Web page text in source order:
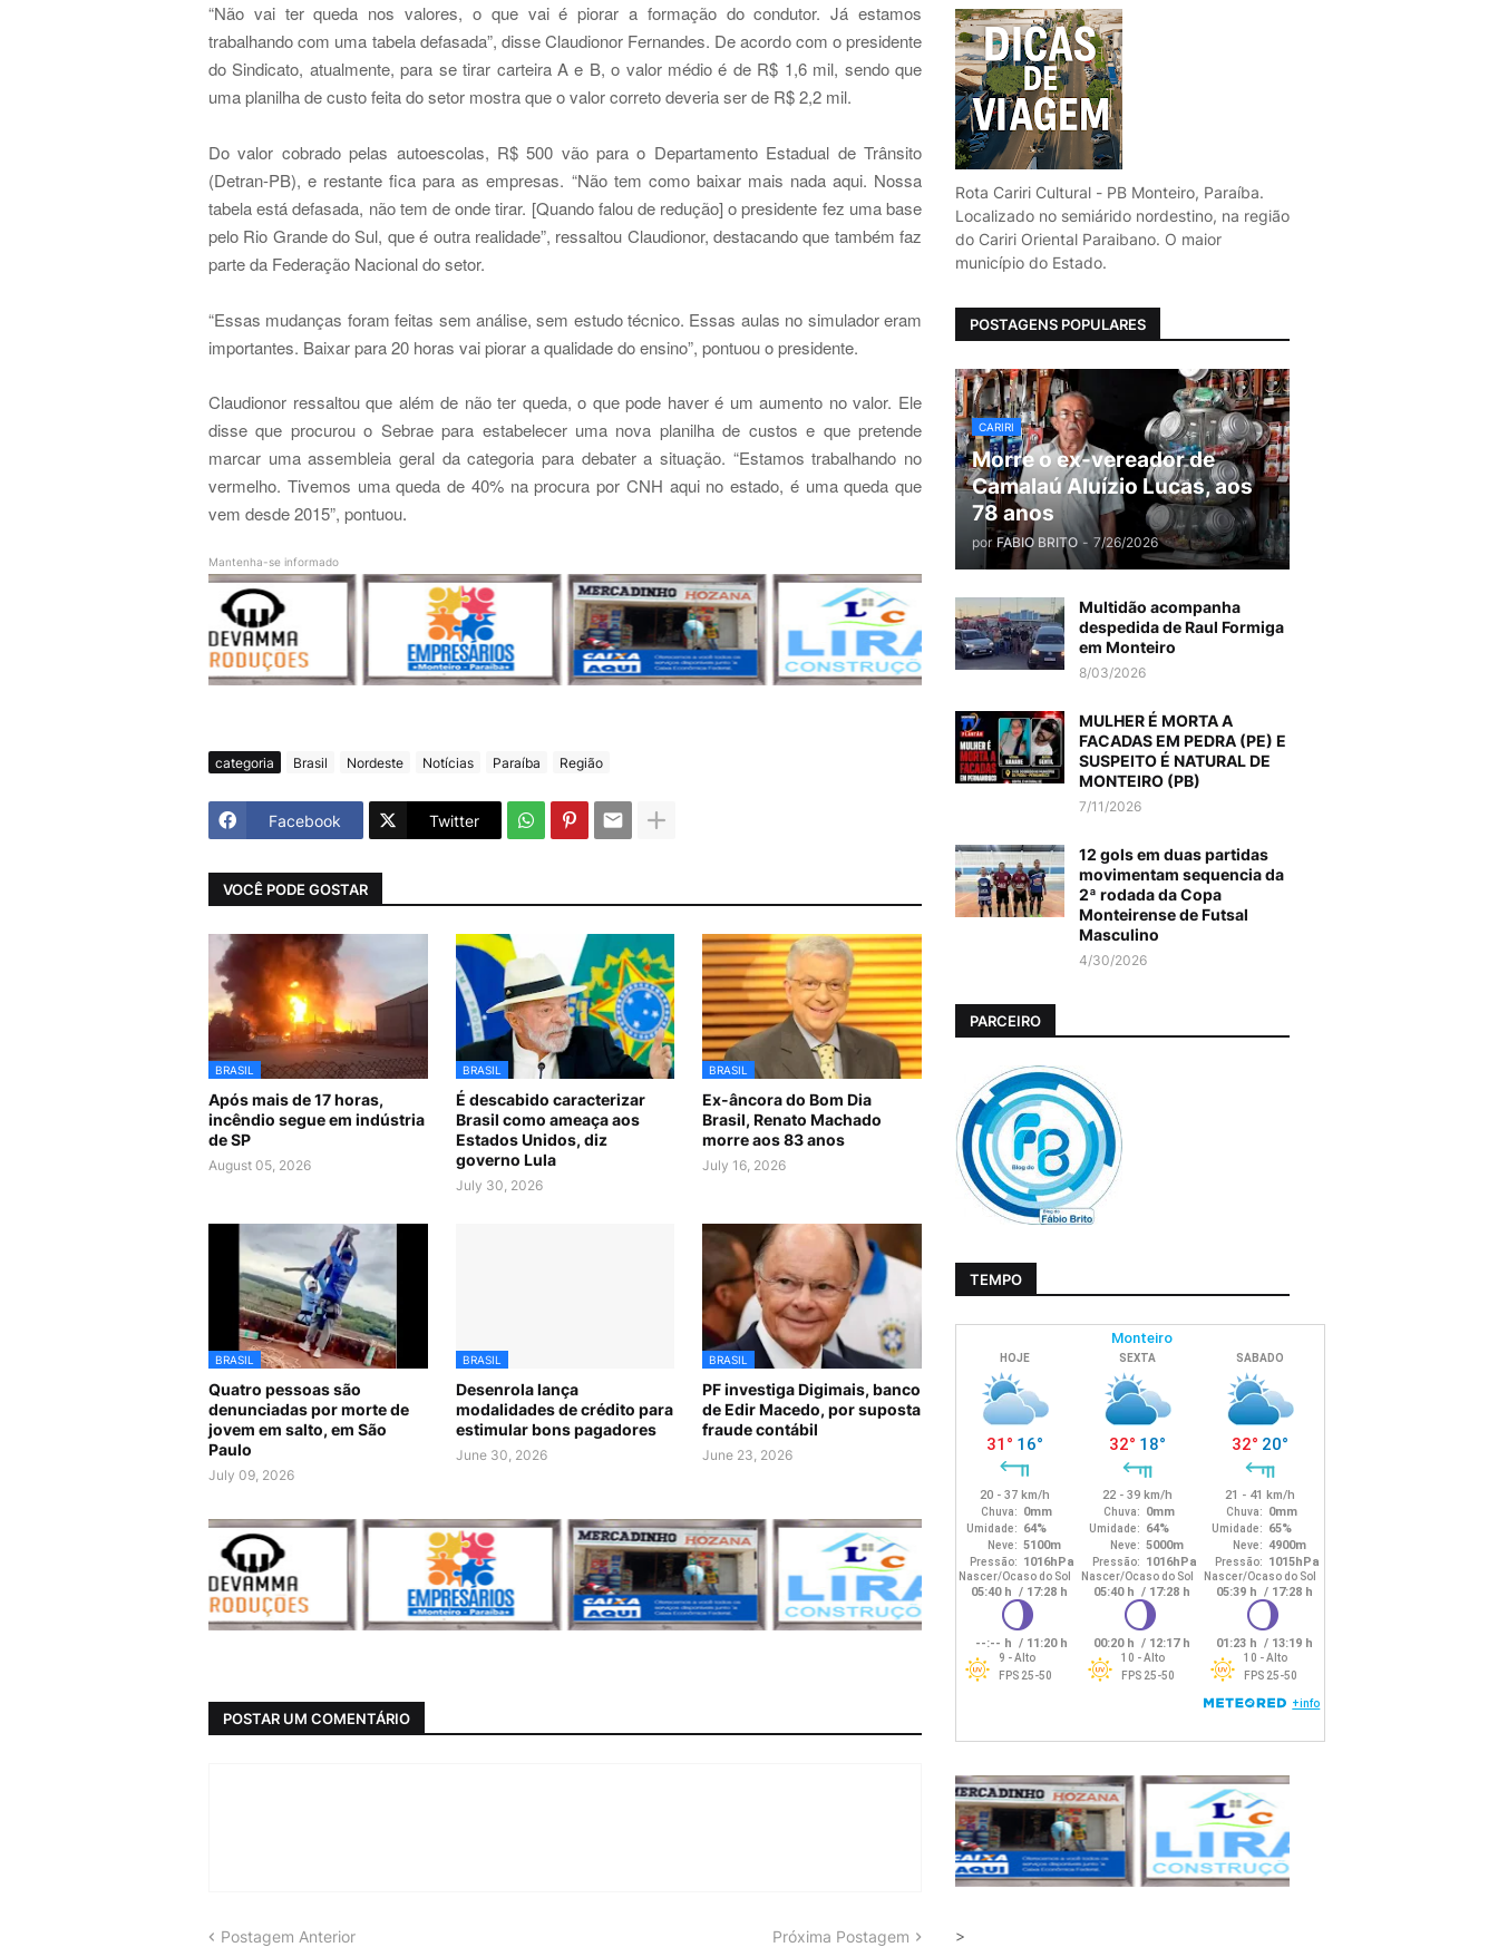
“Não vai ter queda nos valores, o que vai é piorar a formação do condutor. Já estamos
trabalhando com uma tabela defasada”, disse Claudionor Fernandes. De acordo com o presidente
do Sindicato, atualmente, para se tirar carteira A e B, o valor médio é de R$ 1,6 mil, sendo que
uma planilha de custo feita do setor mostra que o valor correto deveria ser de R$ 2,2 mil.
Do valor cobrado pelas autoescolas, R$ 500 vão para o Departamento Estadual de Trânsito
(Detran-PB), e restante fica para as empresas. “Não tem como baixar mais nada aqui. Nossa
tabela está defasada, não tem de onde tirar. [Quando falou de redução] o presidente fez uma base
pelo Rio Grande do Sul, que é outra realidade”, ressaltou Claudionor, destacando que também faz
parte da Federação Nacional do setor.
“Essas mudanças foram feitas sem análise, sem estudo técnico. Essas aulas no simulador eram
importantes. Baixar para 20 horas vai piorar a qualidade do ensino”, pontuou o presidente.
Claudionor ressaltou que além de não ter queda, o que pode haver é um aumento no valor. Ele
disse que procurou o Sebrae para estabelecer uma nova planilha de custos e que pretende
marcar uma assembleia geral da categoria para debater a situação. “Estamos trabalhando no
vermelho. Tivemos uma queda de 40% na procura por CNH aqui no estado, é uma queda que
vem desde 2015”, pontuou.
Mantenha-se informado
categoria Brasil Nordeste Notícias Paraíba Região
Facebook Twitter
VOCÊ PODE GOSTAR
BRASIL
Após mais de 17 horas,
incêndio segue em indústria
de SP
August 05, 2026
BRASIL
É descabido caracterizar
Brasil como ameaça aos
Estados Unidos, diz
governo Lula
July 30, 2026
BRASIL
Ex-âncora do Bom Dia
Brasil, Renato Machado
morre aos 83 anos
July 16, 2026
BRASIL
Quatro pessoas são
denunciadas por morte de
jovem em salto, em São
Paulo
July 09, 2026
BRASIL
Desenrola lança
modalidades de crédito para
estimular bons pagadores
June 30, 2026
BRASIL
PF investiga Digimais, banco
de Edir Macedo, por suposta
fraude contábil
June 23, 2026
POSTAR UM COMENTÁRIO
Postagem Anterior Próxima Postagem
Rota Cariri Cultural - PB Monteiro, Paraíba.
Localizado no semiárido nordestino, na região
do Cariri Oriental Paraibano. O maior
município do Estado.
POSTAGENS POPULARES
CARIRI
Morre o ex-vereador de
Camalaú Aluízio Lucas, aos
78 anos
por FABIO BRITO - 7/26/2026
Multidão acompanha
despedida de Raul Formiga
em Monteiro
8/03/2026
MULHER É MORTA A
FACADAS EM PEDRA (PE) E
SUSPEITO É NATURAL DE
MONTEIRO (PB)
7/11/2026
12 gols em duas partidas
movimentam sequencia da
2ª rodada da Copa
Monteirense de Futsal
Masculino
4/30/2026
PARCEIRO
TEMPO
>